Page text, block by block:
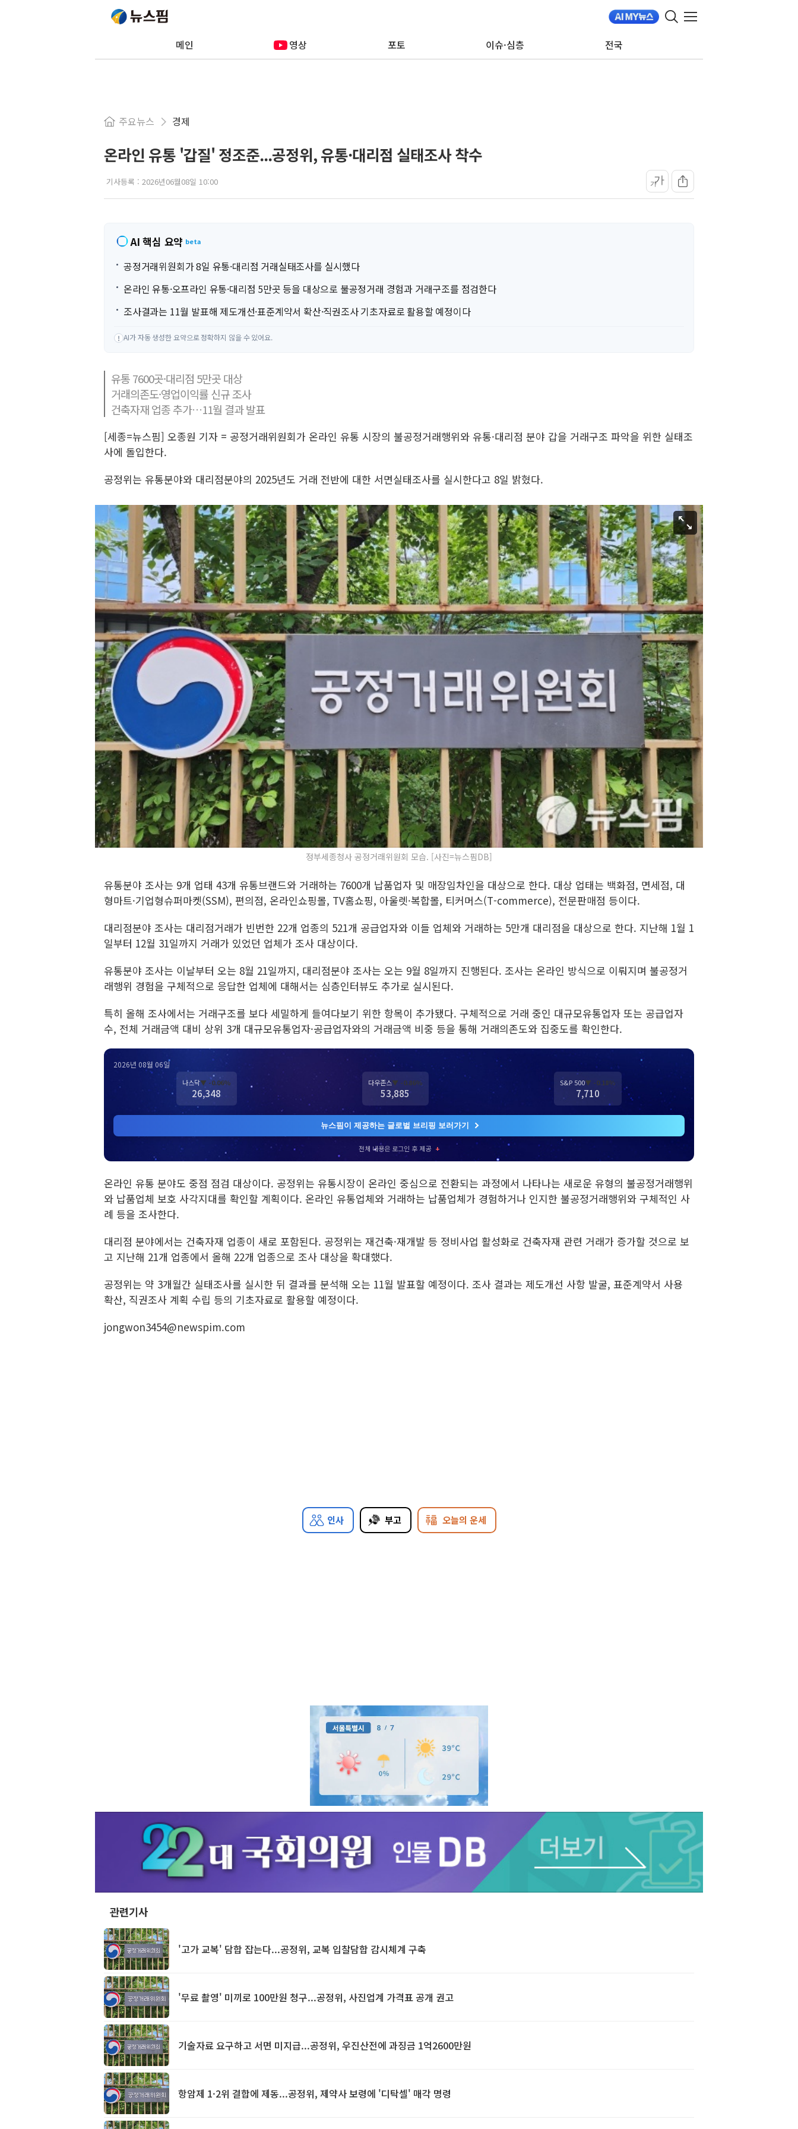
메인 영상 포토 이슈·심층 전국
주요뉴스 경제
온라인 유통 '갑질' 정조준...공정위, 유통·대리점 실태조사 착수
기사등록 : 2026년06월08일 10:00 가가
AI 핵심 요약 beta
공정거래위원회가 8일 유통·대리점 거래실태조사를 실시했다
온라인 유통·오프라인 유통·대리점 5만곳 등을 대상으로 불공정거래 경험과 거래구조를 점검한다
조사결과는 11월 발표해 제도개선·표준계약서 확산·직권조사 기초자료로 활용할 예정이다
! AI가 자동 생성한 요약으로 정확하지 않을 수 있어요.
유통 7600곳·대리점 5만곳 대상
거래의존도·영업이익률 신규 조사
건축자재 업종 추가…11월 결과 발표
[세종=뉴스핌] 오종원 기자 = 공정거래위원회가 온라인 유통 시장의 불공정거래행위와 유통·대리점 분야 갑을 거래구조 파악을 위한 실태조
사에 돌입한다.
공정위는 유통분야와 대리점분야의 2025년도 거래 전반에 대한 서면실태조사를 실시한다고 8일 밝혔다.
정부세종청사 공정거래위원회 모습. [사진=뉴스핌DB]
유통분야 조사는 9개 업태 43개 유통브랜드와 거래하는 7600개 납품업자 및 매장임차인을 대상으로 한다. 대상 업태는 백화점, 면세점, 대
형마트·기업형슈퍼마켓(SSM), 편의점, 온라인쇼핑몰, TV홈쇼핑, 아울렛·복합몰, 티커머스(T-commerce), 전문판매점 등이다.
대리점분야 조사는 대리점거래가 빈번한 22개 업종의 521개 공급업자와 이들 업체와 거래하는 5만개 대리점을 대상으로 한다. 지난해 1월 1
일부터 12월 31일까지 거래가 있었던 업체가 조사 대상이다.
유통분야 조사는 이날부터 오는 8월 21일까지, 대리점분야 조사는 오는 9월 8일까지 진행된다. 조사는 온라인 방식으로 이뤄지며 불공정거
래행위 경험을 구체적으로 응답한 업체에 대해서는 심층인터뷰도 추가로 실시된다.
특히 올해 조사에서는 거래구조를 보다 세밀하게 들여다보기 위한 항목이 추가됐다. 구체적으로 거래 중인 대규모유통업자 또는 공급업자
수, 전체 거래금액 대비 상위 3개 대규모유통업자·공급업자와의 거래금액 비중 등을 통해 거래의존도와 집중도를 확인한다.
2026년 08월 06일
나스닥▼ -0.06%
26,348
다우존스▼ -0.86%
53,885
S&P 500▼ -0.18%
7,710
뉴스핌이 제공하는 글로벌 브리핑 보러가기
전체 내용은 로그인 후 제공 +
온라인 유통 분야도 중점 점검 대상이다. 공정위는 유통시장이 온라인 중심으로 전환되는 과정에서 나타나는 새로운 유형의 불공정거래행위
와 납품업체 보호 사각지대를 확인할 계획이다. 온라인 유통업체와 거래하는 납품업체가 경험하거나 인지한 불공정거래행위와 구체적인 사
례 등을 조사한다.
대리점 분야에서는 건축자재 업종이 새로 포함된다. 공정위는 재건축·재개발 등 정비사업 활성화로 건축자재 관련 거래가 증가할 것으로 보
고 지난해 21개 업종에서 올해 22개 업종으로 조사 대상을 확대했다.
공정위는 약 3개월간 실태조사를 실시한 뒤 결과를 분석해 오는 11월 발표할 예정이다. 조사 결과는 제도개선 사항 발굴, 표준계약서 사용
확산, 직권조사 계획 수립 등의 기초자료로 활용할 예정이다.
jongwon3454@newspim.com
인사 부고 오늘의 운세
Unmute
관련기사
'고가 교복' 담합 잡는다...공정위, 교복 입찰담합 감시체계 구축
'무료 촬영' 미끼로 100만원 청구...공정위, 사진업계 가격표 공개 권고
기술자료 요구하고 서면 미지급...공정위, 우진산전에 과징금 1억2600만원
항암제 1·2위 결합에 제동...공정위, 제약사 보령에 '디탁셀' 매각 명령